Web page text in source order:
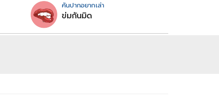
คันปากอยากเล่า
ข่มกันมิด